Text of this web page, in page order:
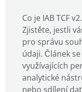
Co je IAB TCF
Zjistěte, jestli
pro správu
údaji. Článek
využívajících
analytické
nebo sdílení